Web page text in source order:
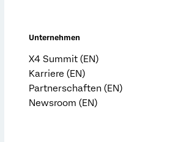
Unternehmen
X4 Summit (EN)
Karriere (EN)
Partnerschaften (EN)
Newsroom (EN)